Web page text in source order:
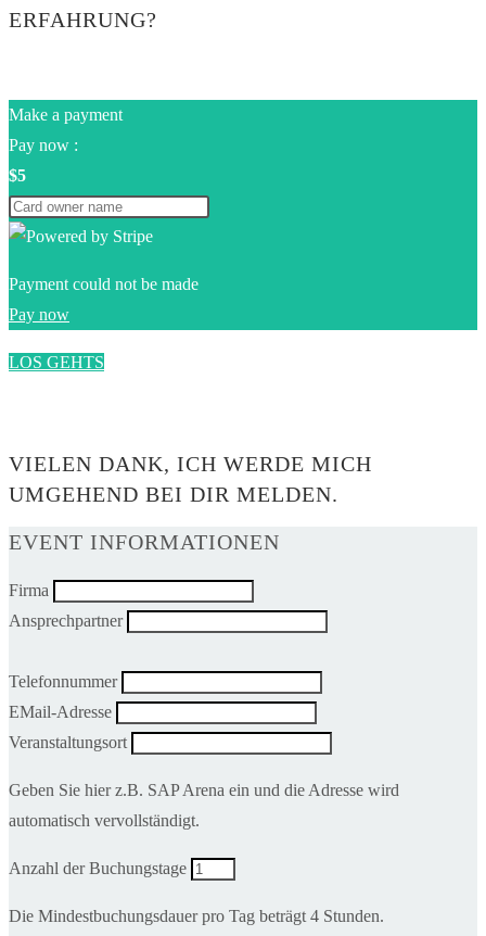
ERFAHRUNG?
Make a payment
Pay now :
$5
Payment could not be made
Pay now
LOS GEHTS
VIELEN DANK, ICH WERDE MICH
UMGEHEND BEI DIR MELDEN.
EVENT INFORMATIONEN
Firma
Ansprechpartner
Telefonnummer
EMail-Adresse
Veranstaltungsort
Geben Sie hier z.B. SAP Arena ein und die Adresse wird
automatisch vervollständigt.
Anzahl der Buchungstage
Die Mindestbuchungsdauer pro Tag beträgt 4 Stunden.